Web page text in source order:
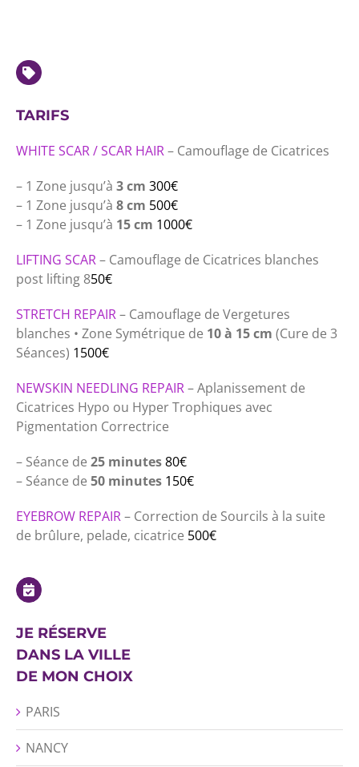
TARIFS
WHITE SCAR / SCAR HAIR– Camouflage de Cicatrices
– 1 Zone jusqu’à 3 cm 300€
– 1 Zone jusqu’à 8 cm 500€
– 1 Zone jusqu’à 15 cm 1000€
LIFTING SCAR– Camouflage de Cicatrices blanches
post lifting 850€
STRETCH REPAIR– Camouflage de Vergetures
blanches • Zone Symétrique de 10 à 15 cm (Cure de 3
Séances) 1500€
NEWSKIN NEEDLING REPAIR– Aplanissement de
Cicatrices Hypo ou Hyper Trophiques avec
Pigmentation Correctrice
– Séance de 25 minutes80€
– Séance de 50 minutes 150€
EYEBROW REPAIR– Correction de Sourcils à la suite
de brûlure, pelade, cicatrice 500€
JE RÉSERVE
DANS LA VILLE
DE MON CHOIX
PARIS
NANCY